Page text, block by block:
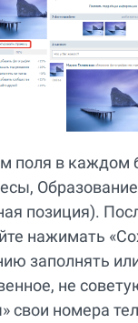
поля в каждом
позиция).
нажимать
заполнять
не
свои номера